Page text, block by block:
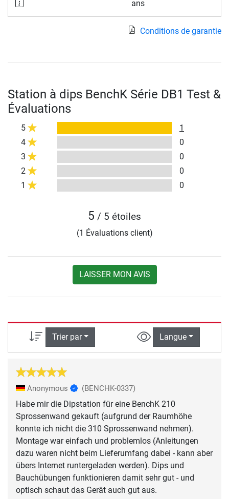
ans
Conditions de garantie
Station à dips BenchK Série DB1 Test &
Évaluations
5
1
4
0
3
0
2
0
1
0
5 / 5 étoiles
(1 Évaluations client)
LAISSER MON AVIS
Trier par Langue
Anonymous (BENCHK-0337)
Habe mir die Dipstation für eine BenchK 210
Sprossenwand gekauft (aufgrund der Raumhöhe
konnte ich nicht die 310 Sprossenwand nehmen).
Montage war einfach und problemlos (Anleitungen
dazu waren nicht beim Lieferumfang dabei - kann aber
übers Internet runtergeladen werden). Dips und
Bauchübungen funktionieren damit sehr gut - und
optisch schaut das Gerät auch gut aus.